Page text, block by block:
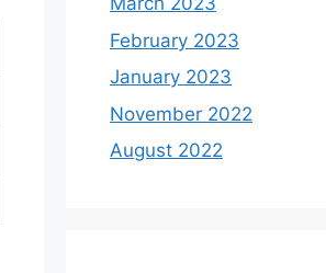
February 2023
January 2023
November 2022
August 2022